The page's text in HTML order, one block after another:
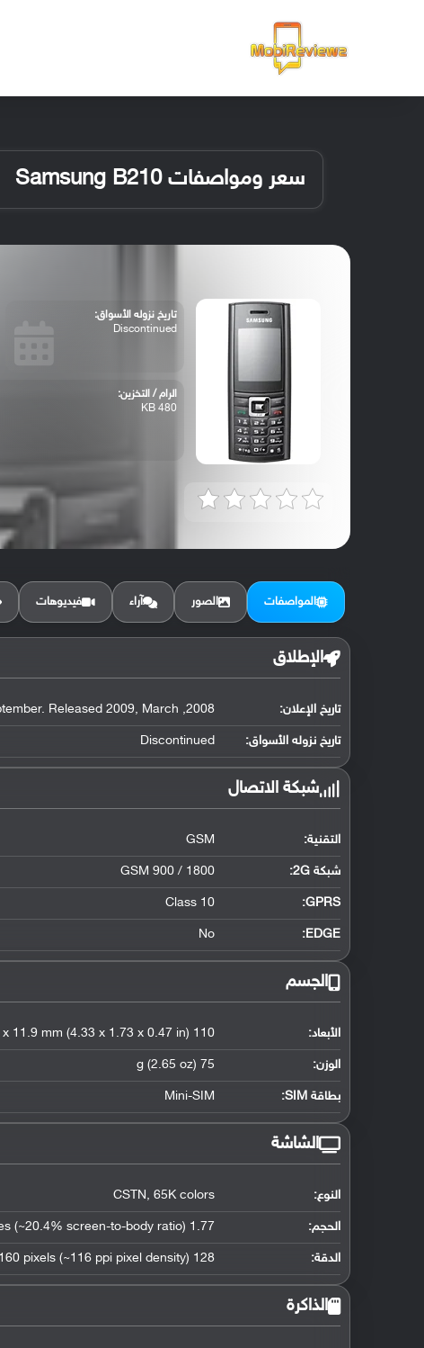
سعر ومواصفات Samsung B210
تاريخ نزوله الأسواق:
Discontinued
الرام / التخزين:
480 KB
المواصفات الصور آراء فيديوهات
الإطلاق
تاريخ الإعلان: 2008, September. Released 2009, March
تاريخ نزوله الأسواق: Discontinued
شبكة الاتصال
التقنية: GSM
شبكة 2G: GSM 900 / 1800
GPRS:
Class 10
EDGE:
No
الجسم
الأبعاد: 110 x 44 x 11.9 mm (4.33 x 1.73 x 0.47 in)
الوزن: 75 g (2.65 oz)
بطاقة SIM: Mini-SIM
الشاشة
النوع: CSTN, 65K colors
الحجم: 1.77 inches (~20.4% screen-to-body ratio)
الدقة: 128 x 160 pixels (~116 ppi pixel density)
الذاكرة